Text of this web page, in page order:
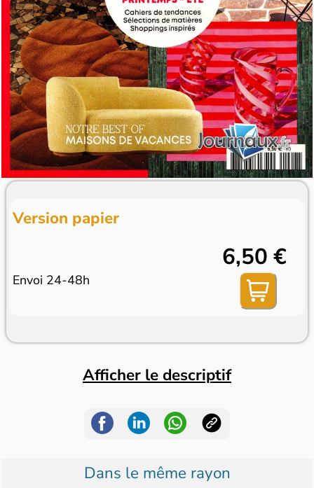
Version papier
Envoi 24-48h
6,50 €
Afficher le descriptif
Dans le même rayon